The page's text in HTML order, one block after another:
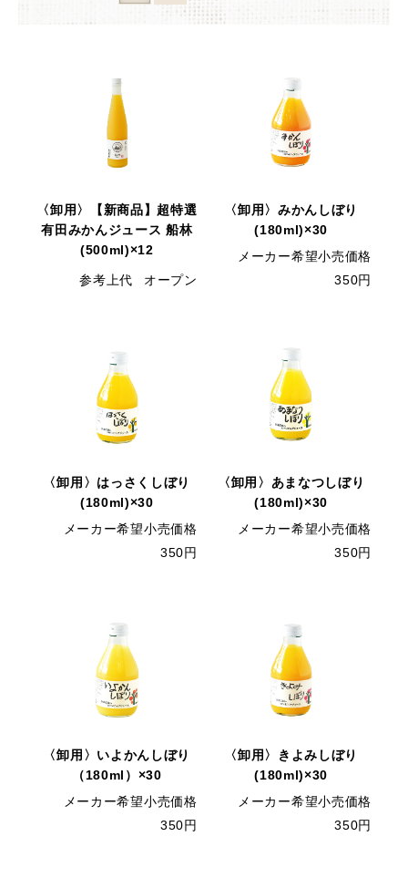
〈卸用〉【新商品】超特選
有田みかんジュース 船林
(500ml)×12
参考上代 オープン
〈卸用〉みかんしぼり
(180ml)×30
メーカー希望小売価格
350円
〈卸用〉はっさくしぼり
(180ml)×30
メーカー希望小売価格
350円
〈卸用〉あまなつしぼり
(180ml)×30
メーカー希望小売価格
350円
〈卸用〉いよかんしぼり
（180ml）×30
メーカー希望小売価格
350円
〈卸用〉きよみしぼり
(180ml)×30
メーカー希望小売価格
350円